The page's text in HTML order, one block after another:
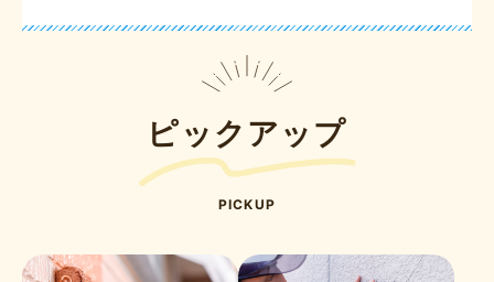
ピックアップ
PICKUP